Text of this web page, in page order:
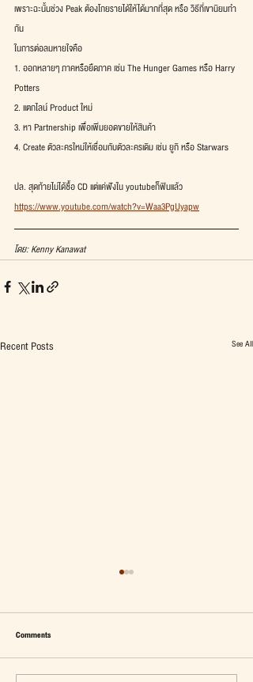
เพราะฉะนั้นช่วง Peak ต้องโกยรายได้ให้ได้มากที่สุด หรือ วิธีที่เขานิยมทำ
กัน
ในการต่อลมหายใจคือ
1. ออกหลายๆ ภาคหรือยืดภาค เช่น The Hunger Games หรือ Harry
Potters
2. แตกไลน์ Product ใหม่
3. หา Partnership เพื่อเพิ่มยอดขายให้สินค้า
4. Create ตัวละครใหม่ให้เชื่อมกับตัวละครเดิม เช่น ยูกิ หรือ Starwars
ปล. สุดท้ายไม่ได้ซื้อ CD แต่แค่ฟังใน youtubeก็ฟินแล้ว
https://www.youtube.com/watch?v=Waa3PgUyapw
โดย: Kenny Kanawat
Recent Posts See All
Comments